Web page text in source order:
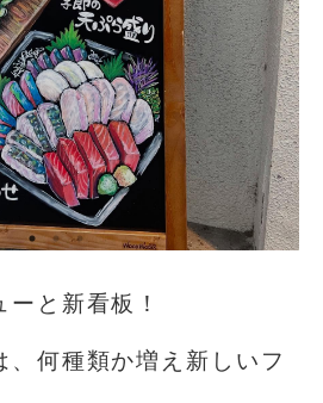
と新看板！
、何種類か増え新しいフ